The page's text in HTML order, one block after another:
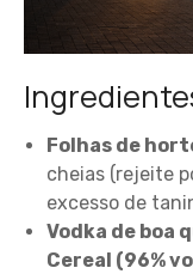
Folhas de
cheias (rejeite
excesso de
Vodka de boa
Cereal (96%